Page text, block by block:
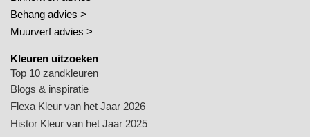
Behang advies >
Muurverf advies >
Kleuren uitzoeken
Top 10 zandkleuren
Blogs & inspiratie
Flexa Kleur van het Jaar 2026
Histor Kleur van het Jaar 2025